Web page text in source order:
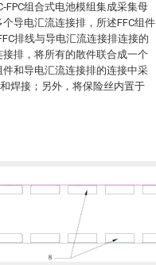
组合式电池模组集成采集母
导电汇流连接排，所述FFC组件
排线与导电汇流连接排连接的
排，将所有的散件联合成一个
和导电汇流连接排的连接中采
焊接；另外，将保险丝内置于